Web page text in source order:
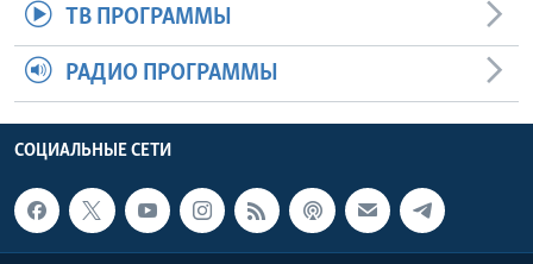
ТВ ПРОГРАММЫ
РАДИО ПРОГРАММЫ
СОЦИАЛЬНЫЕ СЕТИ